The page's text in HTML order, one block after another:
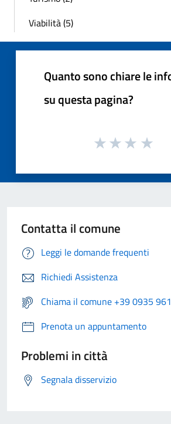
Viabilità (5)
Quanto sono chiare le
su questa pagina?
Contatta il comune
Leggi le domande frequenti
Richiedi Assistenza
Chiama il comune +39 0935
Prenota un appuntamento
Problemi in città
Segnala disservizio